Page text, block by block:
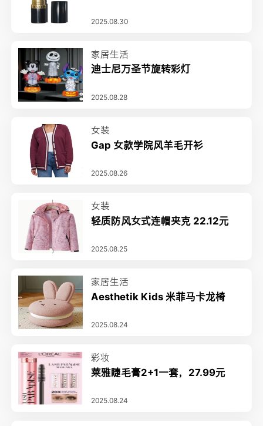
2025.08.30
家居生活
迪士尼万圣节旋转彩灯
2025.08.28
女装
Gap 女款学院风羊毛开衫
2025.08.26
女装
轻质防风女式连帽夹克 22.12元
2025.08.25
家居生活
Aesthetik Kids 米菲马卡龙椅
2025.08.24
彩妆
莱雅睫毛膏2+1一套，27.99元
2025.08.24